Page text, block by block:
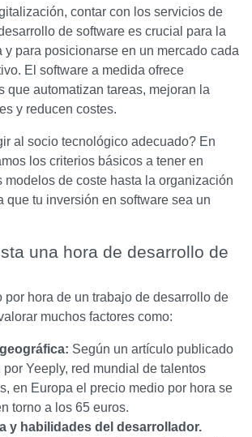
contar con los servicios de
de software es crucial para la
y para posicionarse en un mercado cada
El software a medida ofrece
que automatizan tareas, mejoran la
y reducen costes.
al socio tecnológico adecuado? En
los criterios básicos a tener en
modelos de coste hasta la organización
que tu inversión en software sea un
una hora de desarrollo de
por hora de un trabajo de desarrollo de
muchos factores como:
Según un artículo publicado
Yeeply, red mundial de talentos
en Europa el precio medio por hora se
torno a los 65 euros.
y habilidades del desarrollador.